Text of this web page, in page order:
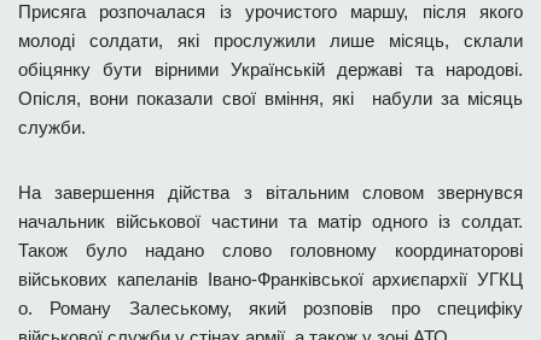
Присяга розпочалася із урочистого маршу, після якого
молоді солдати, які прослужили лише місяць, склали
обіцянку бути вірними Українській державі та народові.
Опісля, вони показали свої вміння, які набули за місяць
служби.
На завершення дійства з вітальним словом звернувся
начальник військової частини та матір одного із солдат.
Також було надано слово головному координаторові
військових капеланів Івано-Франківської архиєпархії УГКЦ
о. Роману Залеському, який розповів про специфіку